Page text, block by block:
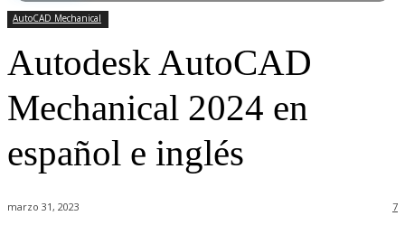
AutoCAD Mechanical
Autodesk AutoCAD
Mechanical 2024 en
español e inglés
marzo 31, 2023 7